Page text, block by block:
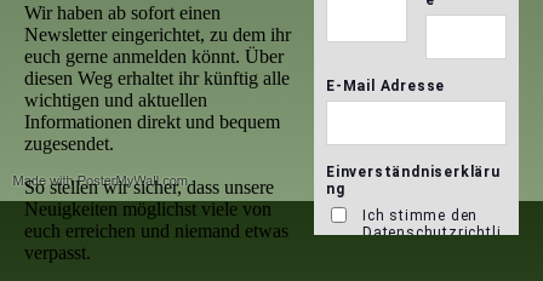
Wir haben ab sofort einen
Newsletter eingerichtet, zu dem ihr
euch gerne anmelden könnt. Über
diesen Weg erhaltet ihr künftig alle
wichtigen und aktuellen
Informationen direkt und bequem
zugesendet.
So stellen wir sicher, dass unsere
Neuigkeiten möglichst viele von
euch erreichen und niemand etwas
verpasst.